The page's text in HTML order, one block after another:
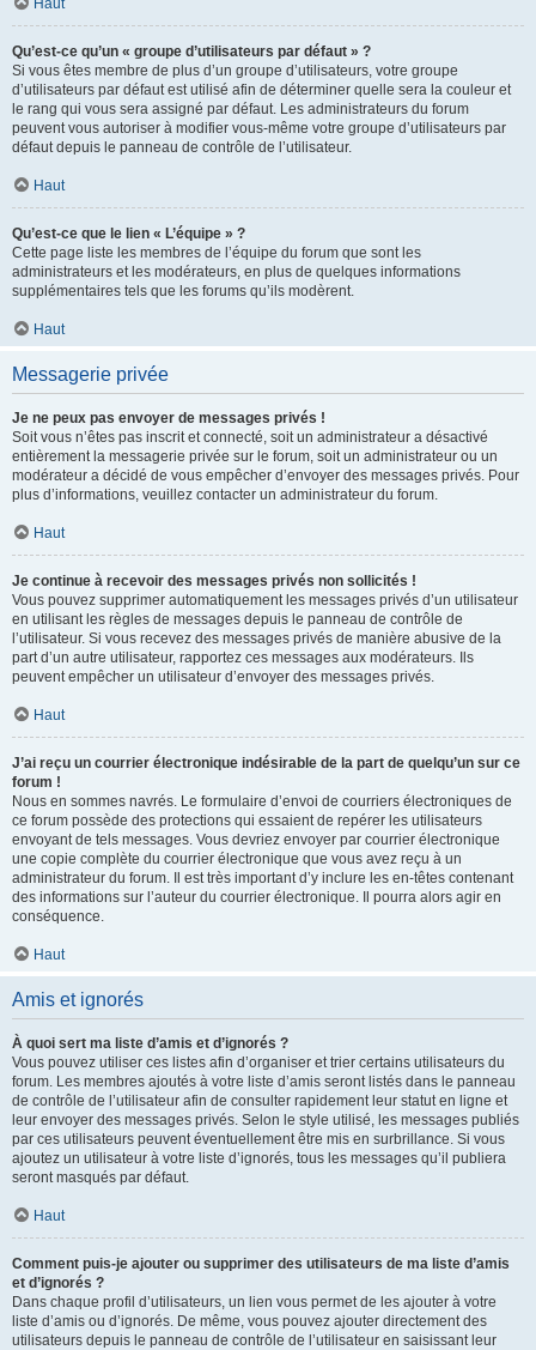
Haut
Qu’est-ce qu’un « groupe d’utilisateurs par défaut » ?
Si vous êtes membre de plus d’un groupe d’utilisateurs, votre groupe
d’utilisateurs par défaut est utilisé afin de déterminer quelle sera la couleur et
le rang qui vous sera assigné par défaut. Les administrateurs du forum
peuvent vous autoriser à modifier vous-même votre groupe d’utilisateurs par
défaut depuis le panneau de contrôle de l’utilisateur.
Haut
Qu’est-ce que le lien « L’équipe » ?
Cette page liste les membres de l’équipe du forum que sont les
administrateurs et les modérateurs, en plus de quelques informations
supplémentaires tels que les forums qu’ils modèrent.
Haut
Messagerie privée
Je ne peux pas envoyer de messages privés !
Soit vous n’êtes pas inscrit et connecté, soit un administrateur a désactivé
entièrement la messagerie privée sur le forum, soit un administrateur ou un
modérateur a décidé de vous empêcher d’envoyer des messages privés. Pour
plus d’informations, veuillez contacter un administrateur du forum.
Haut
Je continue à recevoir des messages privés non sollicités !
Vous pouvez supprimer automatiquement les messages privés d’un utilisateur
en utilisant les règles de messages depuis le panneau de contrôle de
l’utilisateur. Si vous recevez des messages privés de manière abusive de la
part d’un autre utilisateur, rapportez ces messages aux modérateurs. Ils
peuvent empêcher un utilisateur d’envoyer des messages privés.
Haut
J’ai reçu un courrier électronique indésirable de la part de quelqu’un sur ce
forum !
Nous en sommes navrés. Le formulaire d’envoi de courriers électroniques de
ce forum possède des protections qui essaient de repérer les utilisateurs
envoyant de tels messages. Vous devriez envoyer par courrier électronique
une copie complète du courrier électronique que vous avez reçu à un
administrateur du forum. Il est très important d’y inclure les en-têtes contenant
des informations sur l’auteur du courrier électronique. Il pourra alors agir en
conséquence.
Haut
Amis et ignorés
À quoi sert ma liste d’amis et d’ignorés ?
Vous pouvez utiliser ces listes afin d’organiser et trier certains utilisateurs du
forum. Les membres ajoutés à votre liste d’amis seront listés dans le panneau
de contrôle de l’utilisateur afin de consulter rapidement leur statut en ligne et
leur envoyer des messages privés. Selon le style utilisé, les messages publiés
par ces utilisateurs peuvent éventuellement être mis en surbrillance. Si vous
ajoutez un utilisateur à votre liste d’ignorés, tous les messages qu’il publiera
seront masqués par défaut.
Haut
Comment puis-je ajouter ou supprimer des utilisateurs de ma liste d’amis
et d’ignorés ?
Dans chaque profil d’utilisateurs, un lien vous permet de les ajouter à votre
liste d’amis ou d’ignorés. De même, vous pouvez ajouter directement des
utilisateurs depuis le panneau de contrôle de l’utilisateur en saisissant leur